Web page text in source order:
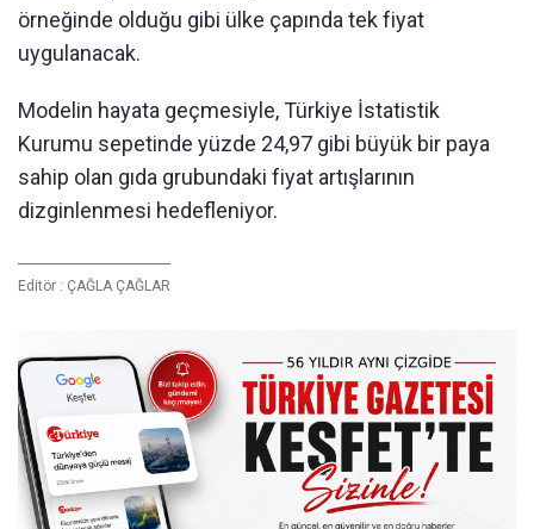
örneğinde olduğu gibi ülke çapında tek fiyat
uygulanacak.
Modelin hayata geçmesiyle, Türkiye İstatistik
Kurumu sepetinde yüzde 24,97 gibi büyük bir paya
sahip olan gıda grubundaki fiyat artışlarının
dizginlenmesi hedefleniyor.
Editör : ÇAĞLA ÇAĞLAR